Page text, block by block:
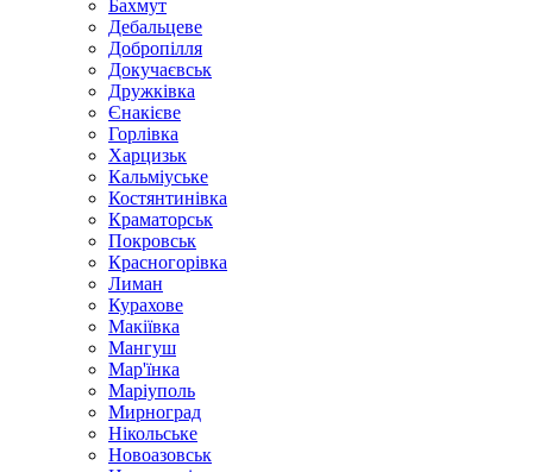
Бахмут
Дебальцеве
Добропілля
Докучаєвськ
Дружківка
Єнакієве
Горлівка
Харцизьк
Кальміуське
Костянтинівка
Краматорськ
Покровськ
Красногорівка
Лиман
Курахове
Макіївка
Мангуш
Мар'їнка
Маріуполь
Мирноград
Нікольське
Новоазовськ